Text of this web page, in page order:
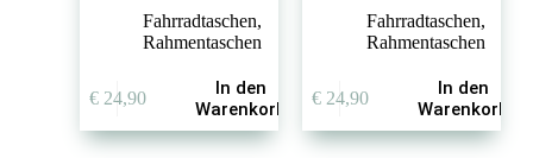
Fahrradtaschen,
Rahmentaschen
€24,90
In den
Warenkorb
Fahrradtaschen,
Rahmentaschen
€24,90
In den
Warenkorb